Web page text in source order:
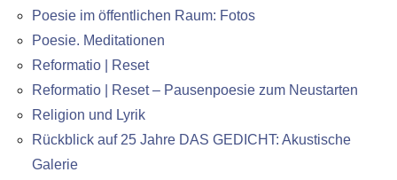
Poesie im öffentlichen Raum: Fotos
Poesie. Meditationen
Reformatio | Reset
Reformatio | Reset – Pausenpoesie zum Neustarten
Religion und Lyrik
Rückblick auf 25 Jahre DAS GEDICHT: Akustische
Galerie